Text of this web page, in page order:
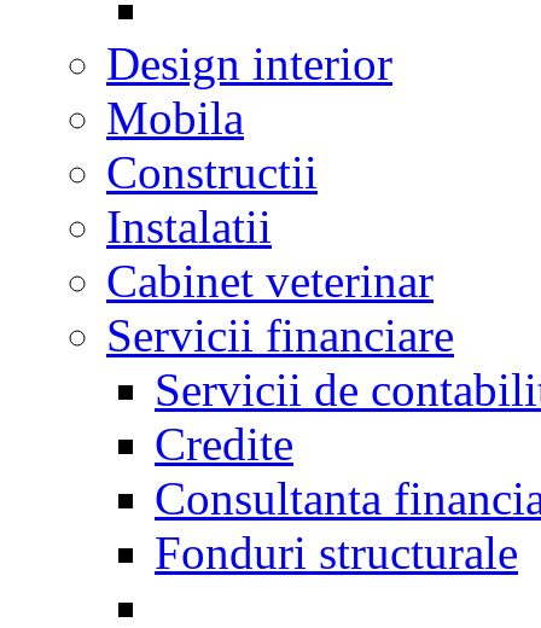
Design interior
Mobila
Constructii
Instalatii
Cabinet veterinar
Servicii financiare
Servicii de
Credite
Consultanta
Fonduri structurale